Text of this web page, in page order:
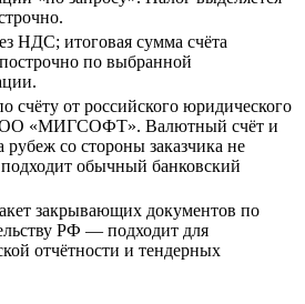
НДС; итоговая сумма счёта
построчно по выбранной
счёту от российского юридического
«МИГСОФТ». Валютный счёт и
рубеж со стороны заказчика не
обычный банковский
закрывающих документов по
РФ — подходит для
отчётности и тендерных